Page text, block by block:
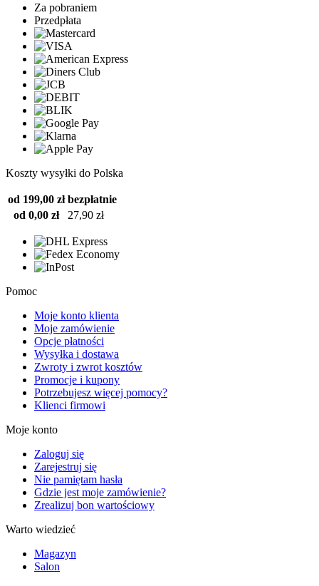
Za pobraniem
Przedpłata
Koszty wysyłki do Polska
od 199,00 zł bezpłatnie
od 0,00 zł
27,90 zł
Pomoc
Moje konto klienta
Moje zamówienie
Opcje płatności
Wysyłka i dostawa
Zwroty i zwrot kosztów
Promocje i kupony
Potrzebujesz więcej pomocy?
Klienci firmowi
Moje konto
Zaloguj się
Zarejestruj się
Nie pamiętam hasła
Gdzie jest moje zamówienie?
Zrealizuj bon wartościowy
Warto wiedzieć
Magazyn
Salon